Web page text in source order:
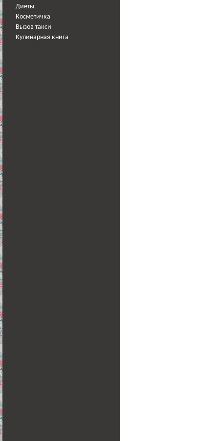
Диеты
Косметичка
Вызов такси
Кулинарная книга